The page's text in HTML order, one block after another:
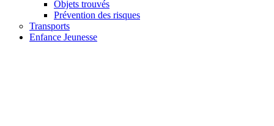
Objets trouvés
Prévention des risques
Transports
Enfance Jeunesse